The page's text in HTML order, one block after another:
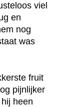
viel
en
nog
was
fruit
pijnlijker
heen